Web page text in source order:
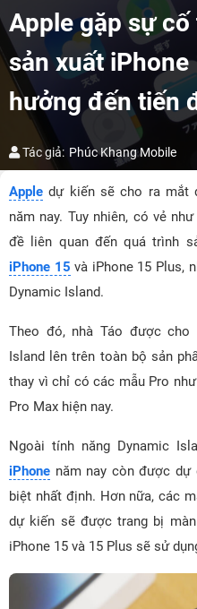
Apple gặp sự
sản xuất
hưởng đến tiến
Tác giả: Phúc Khang Mobile
Apple dự kiến sẽ cho ra mắt
năm nay. Tuy nhiên, có vẻ
đề liên quan đến quá trình
iPhone 15 và iPhone 15 Plus,
Dynamic Island.
Theo đó, nhà Táo được cho
Island lên trên toàn bộ sản
thay vì chỉ có các mẫu Pro
Pro Max hiện nay.
Ngoài tính năng Dynamic
iPhone năm nay còn được
biệt nhất định. Hơn nữa, các
dự kiến sẽ được trang bị màn
iPhone 15 và 15 Plus sẽ sử